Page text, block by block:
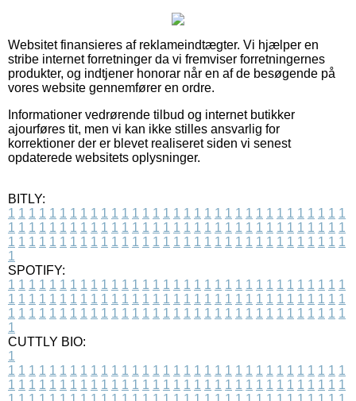
Websitet finansieres af reklameindtægter. Vi hjælper en
stribe internet forretninger da vi fremviser forretningernes
produkter, og indtjener honorar når en af de besøgende på
vores website gennemfører en ordre.
Informationer vedrørende tilbud og internet butikker
ajourføres tit, men vi kan ikke stilles ansvarlig for
korrektioner der er blevet realiseret siden vi senest
opdaterede websitets oplysninger.
BITLY:
1 1 1 1 1 1 1 1 1 1 1 1 1 1 1 1 1 1 1 1 1 1 1 1 1 1 1 1 1 1 1 1 1
1 1 1 1 1 1 1 1 1 1 1 1 1 1 1 1 1 1 1 1 1 1 1 1 1 1 1 1 1 1 1 1 1
1 1 1 1 1 1 1 1 1 1 1 1 1 1 1 1 1 1 1 1 1 1 1 1 1 1 1 1 1 1 1 1 1
1
SPOTIFY:
1 1 1 1 1 1 1 1 1 1 1 1 1 1 1 1 1 1 1 1 1 1 1 1 1 1 1 1 1 1 1 1 1
1 1 1 1 1 1 1 1 1 1 1 1 1 1 1 1 1 1 1 1 1 1 1 1 1 1 1 1 1 1 1 1 1
1 1 1 1 1 1 1 1 1 1 1 1 1 1 1 1 1 1 1 1 1 1 1 1 1 1 1 1 1 1 1 1 1
1
CUTTLY BIO:
1
1 1 1 1 1 1 1 1 1 1 1 1 1 1 1 1 1 1 1 1 1 1 1 1 1 1 1 1 1 1 1 1 1
1 1 1 1 1 1 1 1 1 1 1 1 1 1 1 1 1 1 1 1 1 1 1 1 1 1 1 1 1 1 1 1 1